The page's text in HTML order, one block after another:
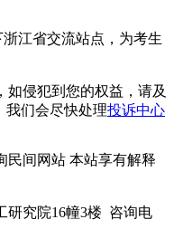
江省交流站点，为考生
如侵犯到您的权益，请及
我们会尽快处理投诉中心
民间网站 本站享有解释
研究院16幢3楼 咨询电